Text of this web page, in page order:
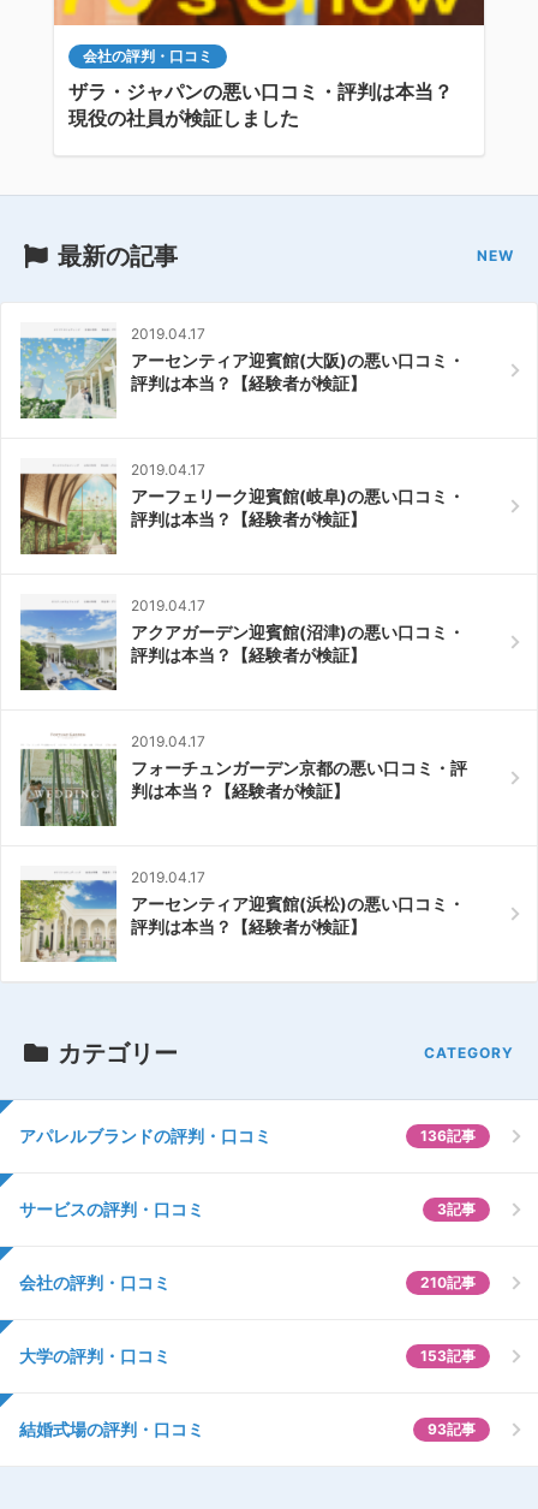
会社の評判・口コミ
ザラ・ジャパンの悪い口コミ・評判は本当？
現役の社員が検証しました
最新の記事
2019.04.17
アーセンティア迎賓館(大阪)の悪い口コミ・
評判は本当？【経験者が検証】
2019.04.17
アーフェリーク迎賓館(岐阜)の悪い口コミ・
評判は本当？【経験者が検証】
2019.04.17
アクアガーデン迎賓館(沼津)の悪い口コミ・
評判は本当？【経験者が検証】
2019.04.17
フォーチュンガーデン京都の悪い口コミ・評
判は本当？【経験者が検証】
2019.04.17
アーセンティア迎賓館(浜松)の悪い口コミ・
評判は本当？【経験者が検証】
カテゴリー
アパレルブランドの評判・口コミ 136記事
サービスの評判・口コミ 3記事
会社の評判・口コミ 210記事
大学の評判・口コミ 153記事
結婚式場の評判・口コミ 93記事